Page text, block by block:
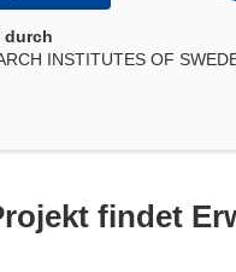
durch
INSTITUTES OF
findet